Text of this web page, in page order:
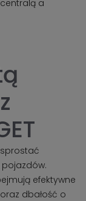
a
efektywne
dbałość o